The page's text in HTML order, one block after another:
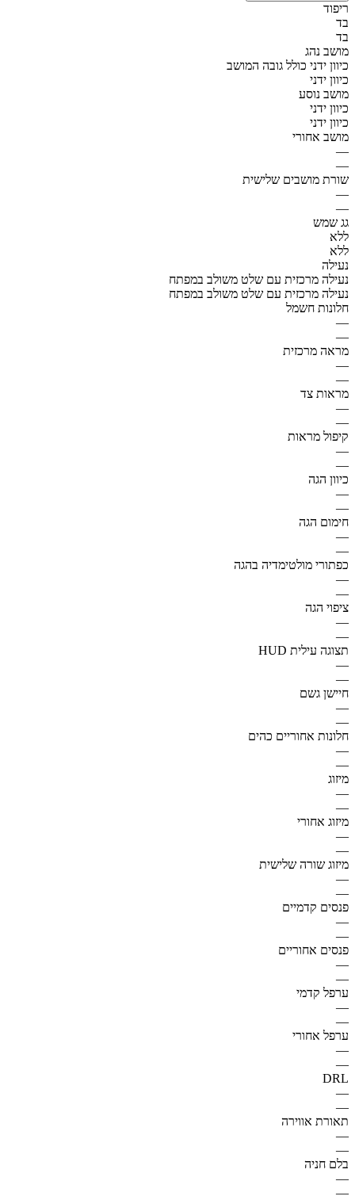
ריפוד
בד
בד
מושב נהג
כיוון ידני כולל גובה המושב
כיוון ידני
מושב נוסע
כיוון ידני
כיוון ידני
מושב אחורי
—
—
שורת מושבים שלישית
—
—
גג שמש
ללא
ללא
נעילה
נעילה מרכזית עם שלט משולב במפתח
נעילה מרכזית עם שלט משולב במפתח
חלונות חשמל
—
—
מראה מרכזית
—
—
מראות צד
—
—
קיפול מראות
—
—
כיוון הגה
—
—
חימום הגה
—
—
כפתורי מולטימדיה בהגה
—
—
ציפוי הגה
—
—
תצוגה עילית HUD
—
—
חיישן גשם
—
—
חלונות אחוריים כהים
—
—
מיזוג
—
—
מיזוג אחורי
—
—
מיזוג שורה שלישית
—
—
פנסים קדמיים
—
—
פנסים אחוריים
—
—
ערפל קדמי
—
—
ערפל אחורי
—
—
DRL
—
—
תאורת אווירה
—
—
בלם חניה
—
—